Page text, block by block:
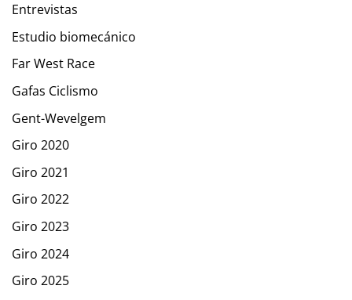
Entrevistas
Estudio biomecánico
Far West Race
Gafas Ciclismo
Gent-Wevelgem
Giro 2020
Giro 2021
Giro 2022
Giro 2023
Giro 2024
Giro 2025